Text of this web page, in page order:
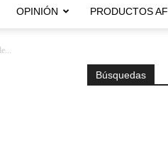
OPINIÓN PRODUCTOS AF
Búsquedas